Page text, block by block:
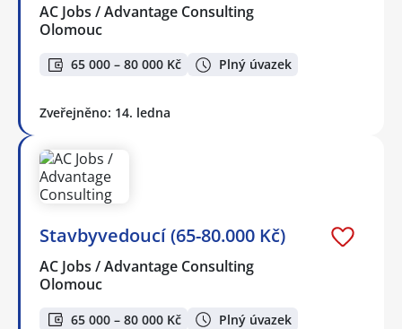
AC Jobs / Advantage Consulting
Olomouc
65 000 – 80 000 Kč Plný úvazek
Zveřejněno: 14. ledna
Stavbyvedoucí (65-80.000 Kč)
AC Jobs / Advantage Consulting
Olomouc
65 000 – 80 000 Kč Plný úvazek